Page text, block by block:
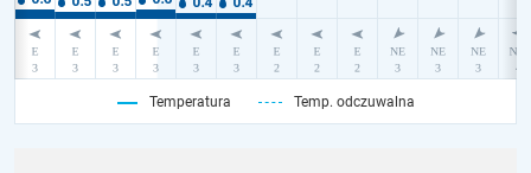
Temperatura Temp. odczuwalna